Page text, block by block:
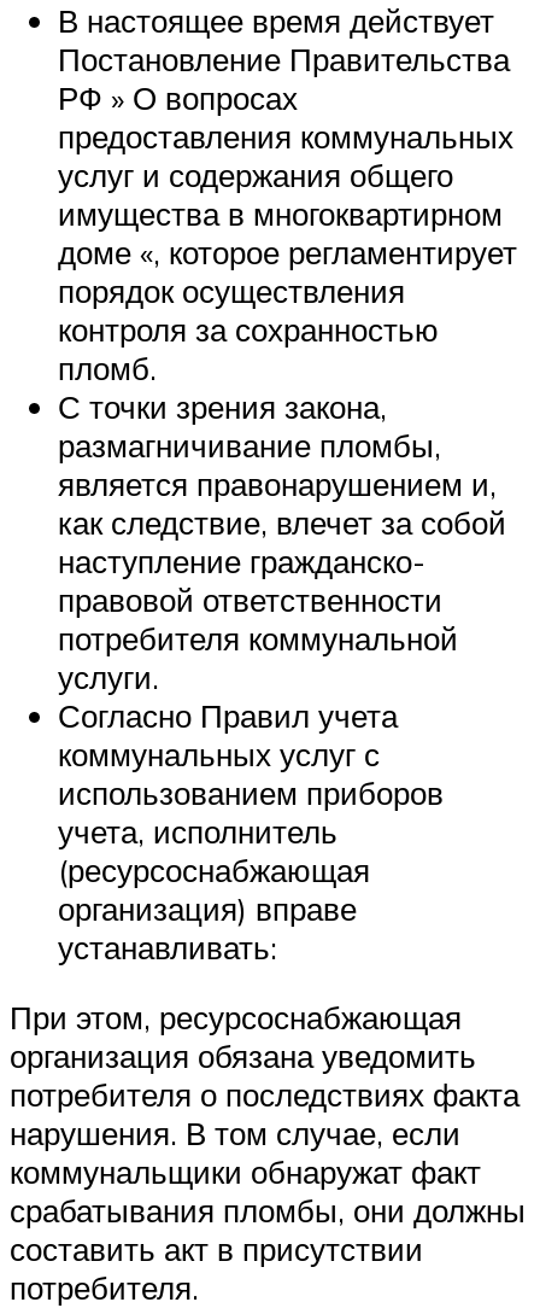
В настоящее время действует
Постановление Правительства
РФ » О вопросах
предоставления коммунальных
услуг и содержания общего
имущества в многоквартирном
доме «, которое регламентирует
порядок осуществления
контроля за сохранностью
пломб.
С точки зрения закона,
размагничивание пломбы,
является правонарушением и,
как следствие, влечет за собой
наступление гражданско-
правовой ответственности
потребителя коммунальной
услуги.
Согласно Правил учета
коммунальных услуг с
использованием приборов
учета, исполнитель
(ресурсоснабжающая
организация) вправе
устанавливать:
При этом, ресурсоснабжающая
организация обязана уведомить
потребителя о последствиях факта
нарушения. В том случае, если
коммунальщики обнаружат факт
срабатывания пломбы, они должны
составить акт в присутствии
потребителя.